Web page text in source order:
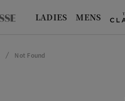
LADIES MENS
Not Found